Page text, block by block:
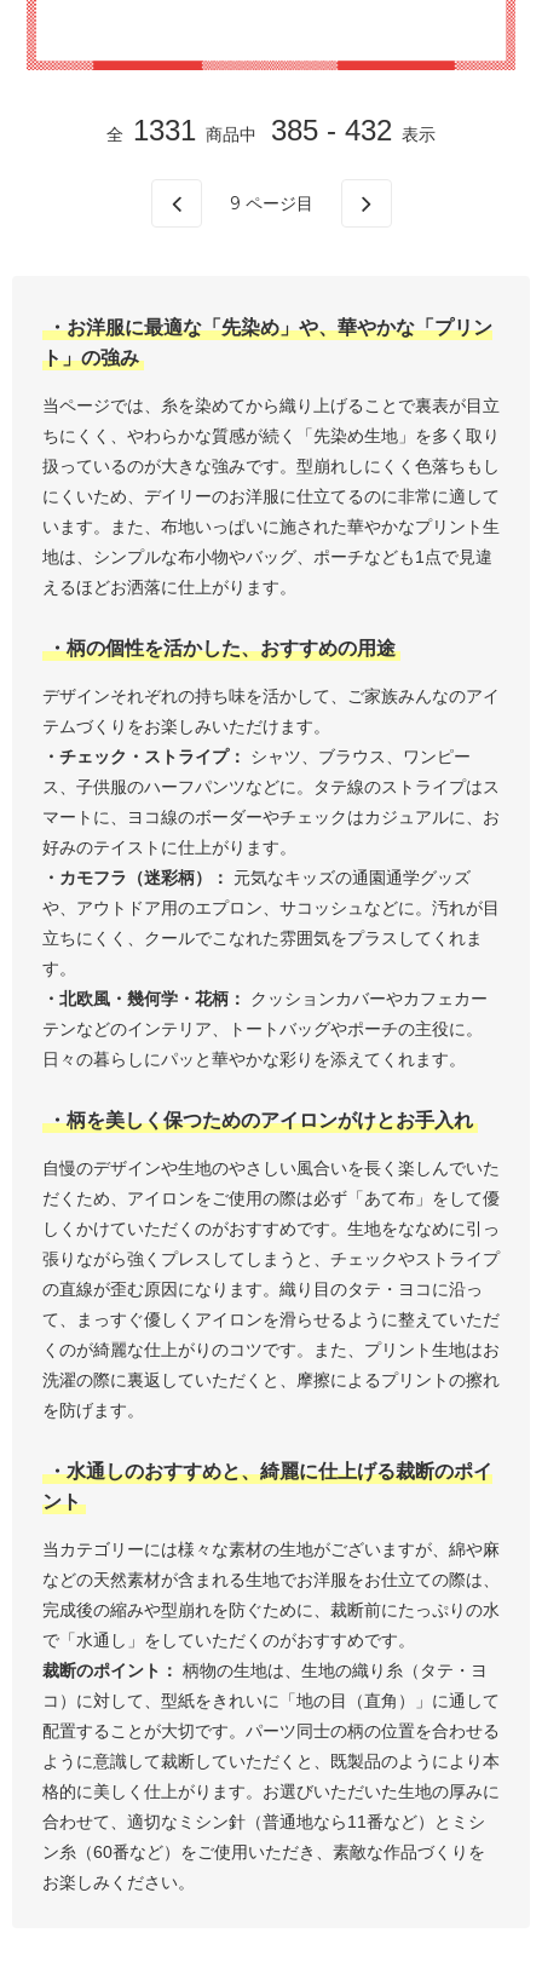
全 1331 商品中 385 - 432 表示
9 ページ目
・お洋服に最適な「先染め」や、華やかな「プリン
ト」の強み
当ページでは、糸を染めてから織り上げることで裏表が目立
ちにくく、やわらかな質感が続く「先染め生地」を多く取り
扱っているのが大きな強みです。型崩れしにくく色落ちもし
にくいため、デイリーのお洋服に仕立てるのに非常に適して
います。また、布地いっぱいに施された華やかなプリント生
地は、シンプルな布小物やバッグ、ポーチなども1点で見違
えるほどお洒落に仕上がります。
・柄の個性を活かした、おすすめの用途
デザインそれぞれの持ち味を活かして、ご家族みんなのアイ
テムづくりをお楽しみいただけます。
・チェック・ストライプ：
シャツ、ブラウス、ワンピー
ス、子供服のハーフパンツなどに。タテ線のストライプはス
マートに、ヨコ線のボーダーやチェックはカジュアルに、お
好みのテイストに仕上がります。
・カモフラ（迷彩柄）：
元気なキッズの通園通学グッズ
や、アウトドア用のエプロン、サコッシュなどに。汚れが目
立ちにくく、クールでこなれた雰囲気をプラスしてくれま
す。
・北欧風・幾何学・花柄：
クッションカバーやカフェカー
テンなどのインテリア、トートバッグやポーチの主役に。
日々の暮らしにパッと華やかな彩りを添えてくれます。
・柄を美しく保つためのアイロンがけとお手入れ
自慢のデザインや生地のやさしい風合いを長く楽しんでいた
だくため、アイロンをご使用の際は必ず「あて布」をして優
しくかけていただくのがおすすめです。生地をななめに引っ
張りながら強くプレスしてしまうと、チェックやストライプ
の直線が歪む原因になります。織り目のタテ・ヨコに沿っ
て、まっすぐ優しくアイロンを滑らせるように整えていただ
くのが綺麗な仕上がりのコツです。また、プリント生地はお
洗濯の際に裏返していただくと、摩擦によるプリントの擦れ
を防げます。
・水通しのおすすめと、綺麗に仕上げる裁断のポイ
ント
当カテゴリーには様々な素材の生地がございますが、綿や麻
などの天然素材が含まれる生地でお洋服をお仕立ての際は、
完成後の縮みや型崩れを防ぐために、裁断前にたっぷりの水
で「水通し」をしていただくのがおすすめです。
裁断のポイント： 柄物の生地は、生地の織り糸（タテ・ヨ
コ）に対して、型紙をきれいに「地の目（直角）」に通して
配置することが大切です。パーツ同士の柄の位置を合わせる
ように意識して裁断していただくと、既製品のようにより本
格的に美しく仕上がります。お選びいただいた生地の厚みに
合わせて、適切なミシン針（普通地なら11番など）とミシ
ン糸（60番など）をご使用いただき、素敵な作品づくりを
お楽しみください。